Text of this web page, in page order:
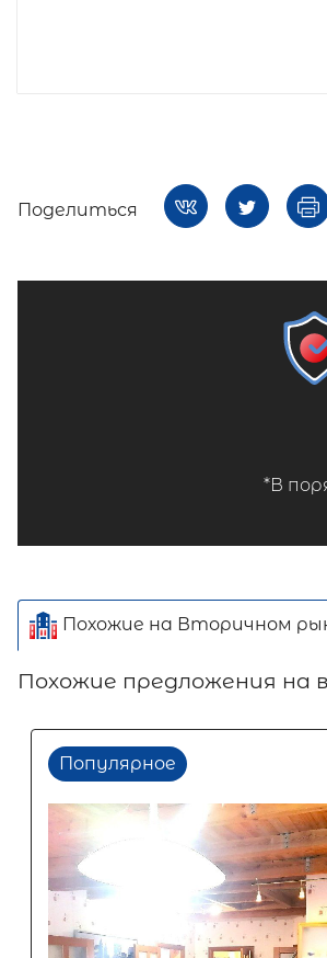
Поделиться
*В
Похожие на Вторичном
Похожие предложения на
Популярное